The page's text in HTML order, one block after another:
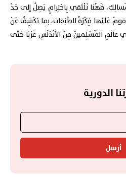
فَهُنا نَلْتَقي بِاحْتِرامٍ يَصِلُ إلى حَدِّ
عَلَيْها فِكْرَةُ الطَّبَقات، بِما يَكْشِفُ عَنْ
عالَمِ المُسْلِمينَ مِنَ الأَنْدَلُسِ غَرْبًا حَتّى
الدورية
أرسل